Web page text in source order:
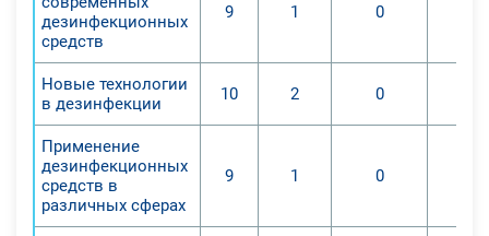
дезинфекционных
средств
9 1 0
Новые технологии
в дезинфекции
10 2 0
Применение
дезинфекционных
средств в
различных сферах
9 1 0